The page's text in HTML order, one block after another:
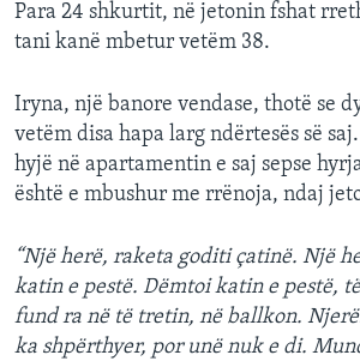
Para 24 shkurtit, në jetonin fshat
tani kanë mbetur vetëm 38.
Iryna, një banore vendase, thotë se
vetëm disa hapa larg ndërtesës së
hyjë në apartamentin e saj sepse
është e mbushur me rrënoja, ndaj
“Një herë, raketa goditi çatinë. Një
katin e pestë. Dëmtoi katin e pestë,
fund ra në të tretin, në ballkon.
ka shpërthyer, por unë nuk e di.